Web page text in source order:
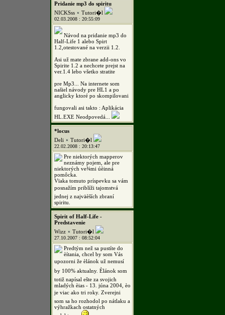
Pridanie mp3 do spiritu
NICKSss
Tutori�l
02.03.2008 : 20:55:09
Návod na pridanie mp3 do
Half-Life 1 alebo Spirt
1.2,otestované na verzii 1.2.
Asi už mate zbrane add-ons vo
Spirite 1.2 a nechcete prejst na
ver.1.4 lebo všetko stratite
pre Mp3... Na internete som
našiel návody pre HL1 a po
anglicky ktoré po skompilovani
fungovali asi takto : Aplikácia
HL.EXE Neodpovedá...
*locus
Deli
Tutori�l
22.02.2008 : 20:13:47
Pre niektorých mapperov
neznámy pojem, ale pre
niektorých ve¾mi úèinná
pomôcka.
Vïaka tomuto príspevku sa vám
posnažím priblíži tajomstvá
jednej z najväèších zbraní
spiritu.
Spirit of Half-Life -
Predstavenie
Wizz
Tutori�l
27.10.2007 : 08:52:04
Predtým než sa pustíte do
èítania, chcel by som Vás
upozorni že èlánok už nemusí
by 100% aktualny. Èlánok som
totiž napísal ešte za svojich
mladých èias - 13. júna 2004, èo
je viac ako tri roky. Zverejni
som sa ho rozhodol po nátlaku a
výhražkach ostatných